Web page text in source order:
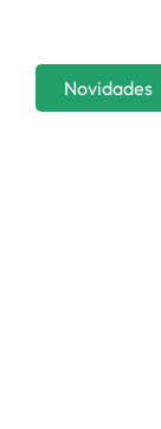
Novidades